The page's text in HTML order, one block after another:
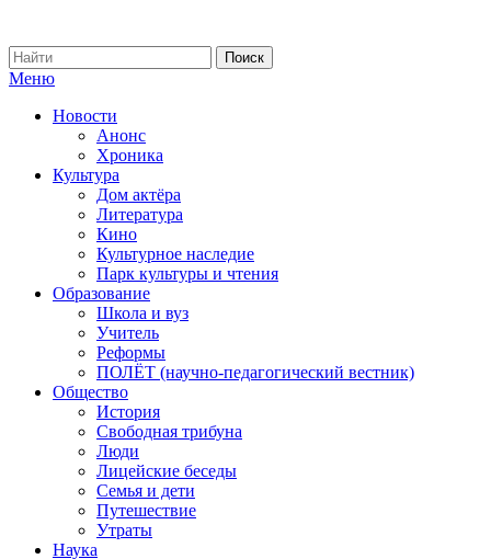
Меню
Новости
Анонс
Хроника
Культура
Дом актёра
Литература
Кино
Культурное наследие
Парк культуры и чтения
Образование
Школа и вуз
Учитель
Реформы
ПОЛЁТ (научно-педагогический вестник)
Общество
История
Свободная трибуна
Люди
Лицейские беседы
Семья и дети
Путешествие
Утраты
Наука